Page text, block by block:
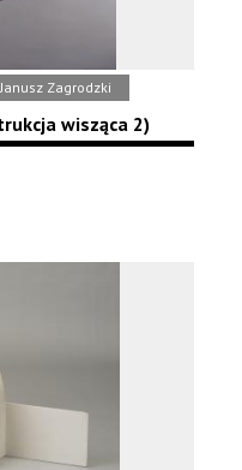
Zagrodzki
wisząca 2)